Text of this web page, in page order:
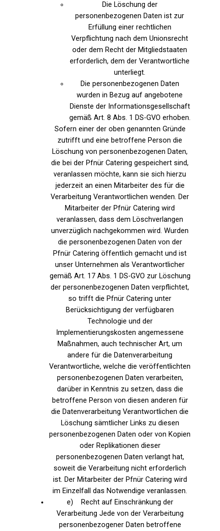
Die Löschung der
personenbezogenen Daten ist zur
Erfüllung einer rechtlichen
Verpflichtung nach dem Unionsrecht
oder dem Recht der Mitgliedstaaten
erforderlich, dem der Verantwortliche
unterliegt.
Die personenbezogenen Daten
wurden in Bezug auf angebotene
Dienste der Informationsgesellschaft
gemäß Art. 8 Abs. 1 DS-GVO erhoben.
Sofern einer der oben genannten Gründe
zutrifft und eine betroffene Person die
Löschung von personenbezogenen Daten,
die bei der Pfnür Catering gespeichert sind,
veranlassen möchte, kann sie sich hierzu
jederzeit an einen Mitarbeiter des für die
Verarbeitung Verantwortlichen wenden. Der
Mitarbeiter der Pfnür Catering wird
veranlassen, dass dem Löschverlangen
unverzüglich nachgekommen wird. Wurden
die personenbezogenen Daten von der
Pfnür Catering öffentlich gemacht und ist
unser Unternehmen als Verantwortlicher
gemäß Art. 17 Abs. 1 DS-GVO zur Löschung
der personenbezogenen Daten verpflichtet,
so trifft die Pfnür Catering unter
Berücksichtigung der verfügbaren
Technologie und der
Implementierungskosten angemessene
Maßnahmen, auch technischer Art, um
andere für die Datenverarbeitung
Verantwortliche, welche die veröffentlichten
personenbezogenen Daten verarbeiten,
darüber in Kenntnis zu setzen, dass die
betroffene Person von diesen anderen für
die Datenverarbeitung Verantwortlichen die
Löschung sämtlicher Links zu diesen
personenbezogenen Daten oder von Kopien
oder Replikationen dieser
personenbezogenen Daten verlangt hat,
soweit die Verarbeitung nicht erforderlich
ist. Der Mitarbeiter der Pfnür Catering wird
im Einzelfall das Notwendige veranlassen.
e) Recht auf Einschränkung der
Verarbeitung Jede von der Verarbeitung
personenbezogener Daten betroffene